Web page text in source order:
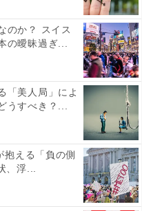
た優れもの
ルカリで5000円超の転
「夏のPayPay祭」が
のか？ スイス
の曖昧過ぎ...
「美人局」によ
うすべき？...
抱える「負の側
、浮...